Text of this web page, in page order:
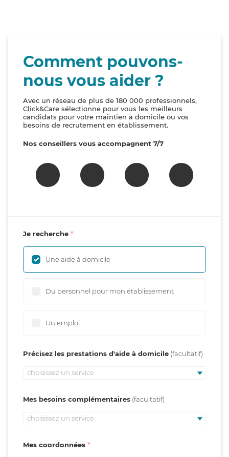
Comment pouvons-
nous vous aider ?
Avec un réseau de plus de 180 000 professionnels,
Click&Care sélectionne pour vous les meilleurs
candidats pour votre maintien à domicile ou vos
besoins de recrutement en établissement.
Nos conseillers vous accompagnent 7/7
Je recherche
Une aide à domicile
Du personnel pour mon établissement
Un emploi
Précisez les prestations d'aide à domicile
choisissez un service
Mes besoins complémentaires
choisissez un service
Mes coordonnées